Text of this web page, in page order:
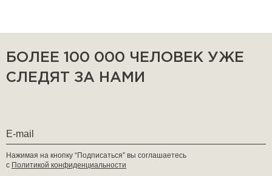
БОЛЕЕ 100 000 ЧЕЛОВЕК УЖЕ
СЛЕДЯТ ЗА НАМИ
Нажимая на кнопку “Подписаться” вы соглашаетесь
с Политикой конфиденциальности